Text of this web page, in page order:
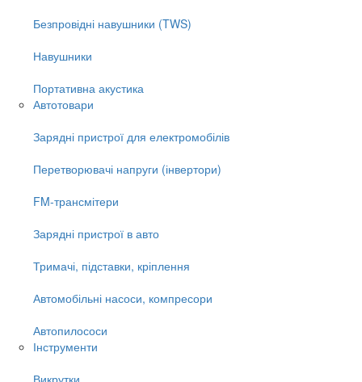
Безпровідні навушники (TWS)
Навушники
Портативна акустика
Автотовари
Зарядні пристрої для електромобілів
Перетворювачі напруги (інвертори)
FM-трансмітери
Зарядні пристрої в авто
Тримачі, підставки, кріплення
Автомобільні насоси, компресори
Автопилососи
Інструменти
Викрутки